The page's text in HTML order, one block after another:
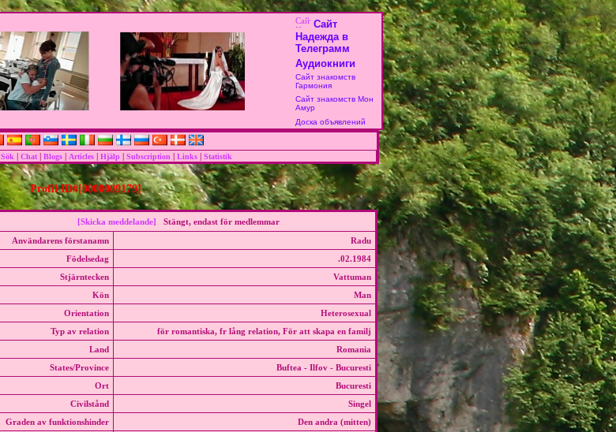
Сайт
Надежда в
Телеграмм
Аудиокниги
Сайт знакомств
Гармония
Сайт знакомств Мон
Амур
Доска объявлений
Sök | Chat| Blogs| Articles| Hjälp | Subscription | Links| Statistik
Profil ID#[0000009179]
[Skicka meddelande] Stängt, endast för medlemmar
Användarens förstanamn
Radu
Födelsedag
.02.1984
Stjärntecken
Vattuman
Kön
Man
Orientation
Heterosexual
Typ av relation
för romantiska, fr lång relation, För att skapa en familj
Land
Romania
States/Province
Buftea - Ilfov - Bucuresti
Ort
Bucuresti
Civilstånd
Singel
Graden av funktionshinder
Den andra (mitten)